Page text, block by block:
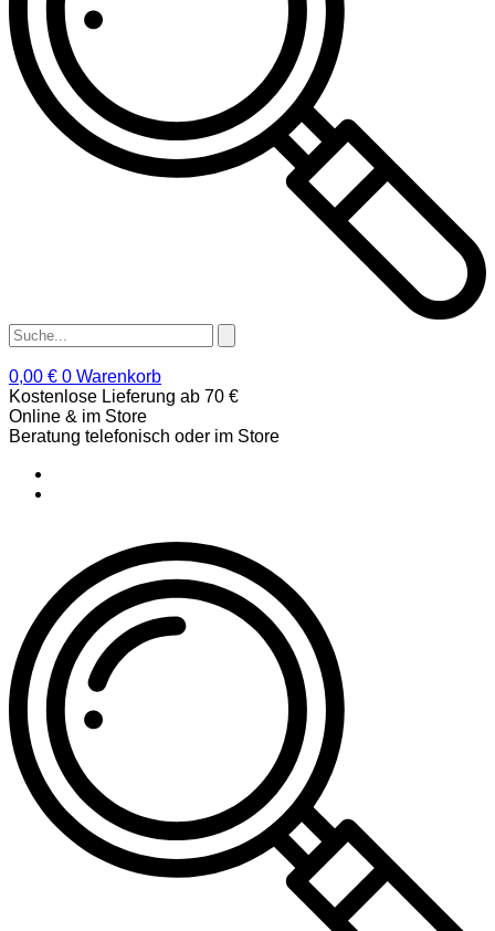
0,00 € 0 Warenkorb
Kostenlose Lieferung ab 70 €
Online & im Store
Beratung telefonisch oder im Store